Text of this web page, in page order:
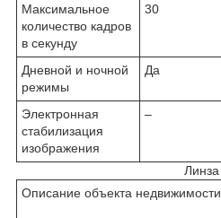
Максимальное
количество кадров
в секунду
30
Дневной и ночной
режимы
Да
Электронная
стабилизация
изображения
–
Линза
Описание объекта недвижимости